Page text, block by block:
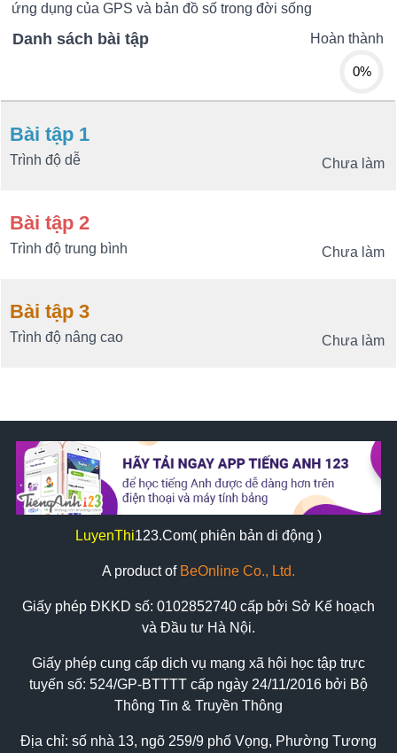
ứng dụng của GPS và bản đồ số trong đời sống
Danh sách bài tập Hoàn thành
0%
Bài tập 1
Chưa làm
Trình độ dễ
Bài tập 2
Chưa làm
Trình độ trung bình
Bài tập 3
Chưa làm
Trình độ nâng cao
LuyenThi123.Com( phiên bản di động )
A product of BeOnline Co., Ltd.
Giấy phép ĐKKD số: 0102852740 cấp bởi Sở Kế hoạch
và Đầu tư Hà Nội.
Giấy phép cung cấp dịch vụ mạng xã hội học tập trực
tuyến số: 524/GP-BTTTT cấp ngày 24/11/2016 bởi Bộ
Thông Tin & Truyền Thông
Địa chỉ: số nhà 13, ngõ 259/9 phố Vọng, Phường Tương